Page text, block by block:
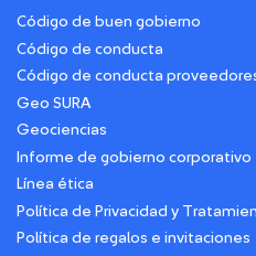
Código de buen gobierno
Código de conducta
Código de conducta
Geo SURA
Geociencias
Informe de gobierno corporativo
Línea ética
Política de Privacidad y
Política de regalos e invitaciones